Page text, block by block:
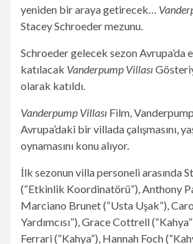
yeniden bir araya getirecek…
Stacey Schroeder mezunu.
Schroeder gelecek sezon Avrupa’da
katılacak Vanderpump Villası
olarak katıldı.
Vanderpump Villası Film, Vanderpump
Avrupa’daki bir villada çalışmasını,
oynamasını konu alıyor.
İlk sezonun villa personeli arasında
(“Etkinlik Koordinatörü”), Anthony
Marciano Brunet (“Usta Uşak”),
Yardımcısı”), Grace Cottrell
Ferrari (“Kahya”), Hannah Foch